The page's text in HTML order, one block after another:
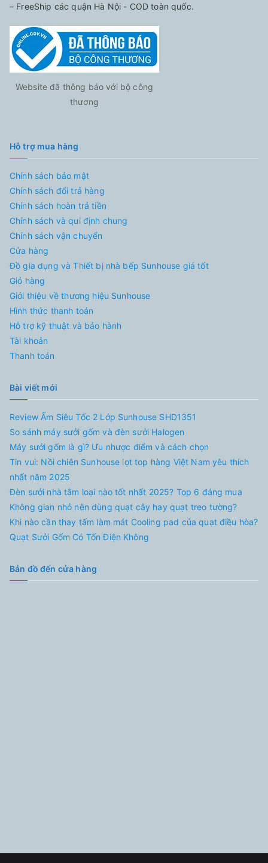
– FreeShip các quận Hà Nội - COD toàn quốc.
Website đã thông báo với bộ công
thương
Hỗ trợ mua hàng
Chính sách bảo mật
Chính sách đổi trả hàng
Chính sách hoàn trả tiền
Chính sách và qui định chung
Chính sách vận chuyển
Cửa hàng
Đồ gia dụng và Thiết bị nhà bếp Sunhouse giá tốt
Giỏ hàng
Giới thiệu về thương hiệu Sunhouse
Hình thức thanh toán
Hỗ trợ kỹ thuật và bảo hành
Tài khoản
Thanh toán
Bài viết mới
Review Ấm Siêu Tốc 2 Lớp Sunhouse SHD1351
So sánh máy sưởi gốm và đèn sưởi Halogen
Máy sưởi gốm là gì? Ưu nhược điểm và cách chọn
Tin vui: Nồi chiên Sunhouse lọt top hàng Việt Nam yêu thích
nhất năm 2025
Đèn sưởi nhà tắm loại nào tốt nhất 2025? Top 6 đáng mua
Không gian nhỏ nên dùng quạt cây hay quạt treo tường?
Khi nào cần thay tấm làm mát Cooling pad của quạt điều hòa?
Quạt Sưởi Gốm Có Tốn Điện Không
Bản đồ đến cửa hàng